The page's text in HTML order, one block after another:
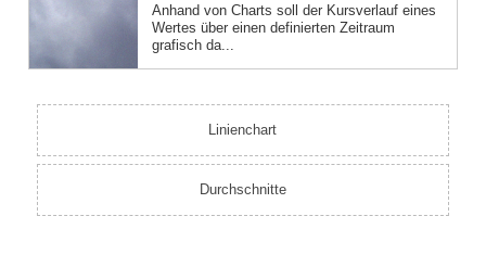
Anhand von Charts soll der Kursverlauf eines
Wertes über einen definierten Zeitraum
grafisch da...
Linienchart
Durchschnitte